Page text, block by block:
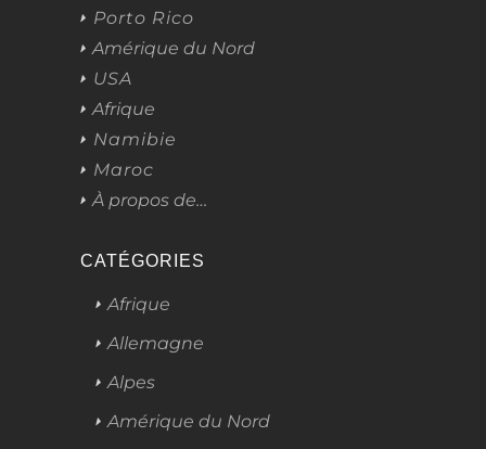
Porto Rico
Amérique du Nord
USA
Afrique
Namibie
Maroc
À propos de…
CATÉGORIES
Afrique
Allemagne
Alpes
Amérique du Nord